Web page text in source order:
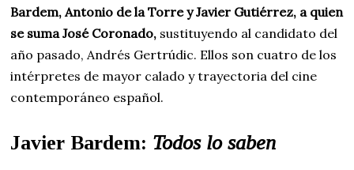
Bardem, Antonio de la Torre y Javier Gutiérrez, a quien
se suma José Coronado, sustituyendo al candidato del
año pasado, Andrés Gertrúdic. Ellos son cuatro de los
intérpretes de mayor calado y trayectoria del cine
contemporáneo español.
Javier Bardem: Todos lo saben